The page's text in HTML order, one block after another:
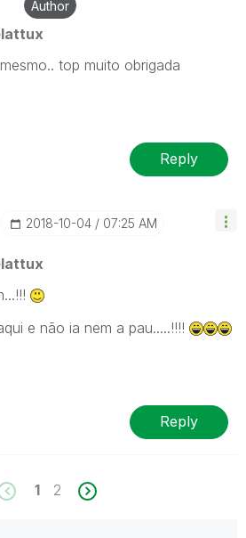
Author
top muito obrigada
Reply
‎2018-10-04 07:25 AM
e não ia nem a pau.....!!!!
Reply
1 2